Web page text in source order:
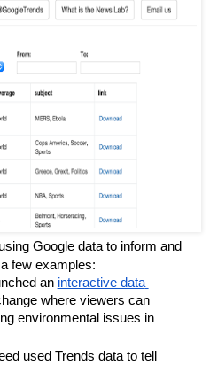
Google data to inform and
few examples:
an interactive data
where viewers can
environmental issues in
used Trends data to tell